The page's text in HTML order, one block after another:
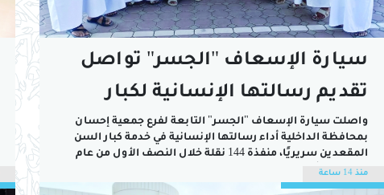
سيارة الإسعاف "الجسر" تواصل
تقديم رسالتها الإنسانية لكبار
السن بالداخلية
واصلت سيارة الإسعاف "الجسر" التابعة لفرع جمعية إحسان
بمحافظة الداخلية أداء رسالتها الإنسانية في خدمة كبار السن
المقعدين سريريًا، منفذة 144 نقلة خلال النصف الأول من عام
2026، في تأكيد على الدور المجتمعي الذي يضطلع به الفرع في
توفير وسائل نقل آمنة ومهيأة للمستفيدين، وتمكينهم من
منذ 14 ساعة